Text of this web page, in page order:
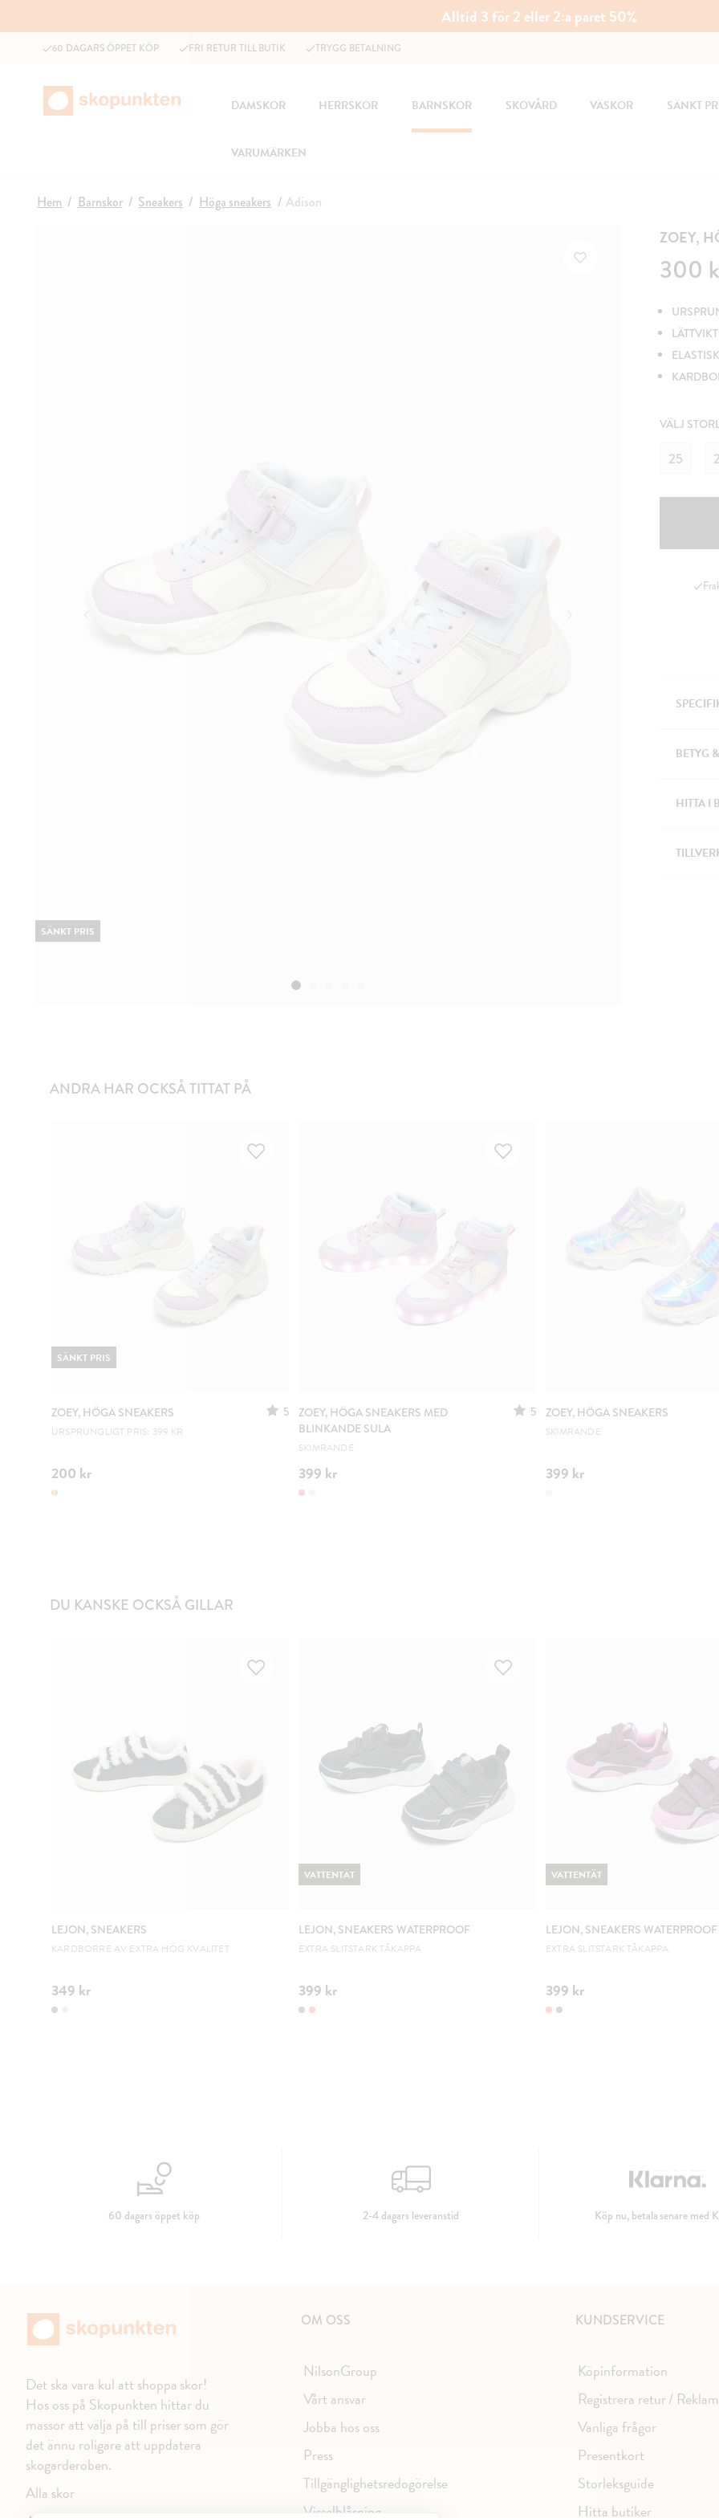
Alltid 3 för 2 eller 2:a paret 50%
60 DAGARS ÖPPET KÖP FRI RETUR TILL BUTIK TRYGG BETALNING
DAMSKOR HERRSKOR BARNSKOR SKOVÅRD VÄSKOR SÄNKT
VARUMÄRKEN
Hem Barnskor Sneakers Höga sneakers Adison
SÄNKT PRIS
ZOEY,
Pris:300 kr
300
VÄLJ
25
BETYG
HITTA I
ANDRA HAR OCKSÅ TITTAT PÅ
ZOEY, HÖGA SNEAKERS 5
URSPRUNGLIGT PRIS: 399 KR
200 kr
SÄNKT PRIS
ZOEY, HÖGA SNEAKERS MED
BLINKANDE SULA
5
SKIMRANDE
399 kr
ZOEY, HÖGA SNEAKERS
SKIMRANDE
399 kr
DU KANSKE OCKSÅ GILLAR
LEJON, SNEAKERS
KARDBORRE AV EXTRA HÖG KVALITET
349 kr
LEJON, SNEAKERS WATERPROOF
EXTRA SLITSTARK TÅKAPPA
399 kr
VATTENTÄT
LEJON, SNEAKERS WATERPROOF
EXTRA SLITSTARK TÅKAPPA
399 kr
VATTENTÄT
60 dagars öppet köp 2-4 dagars leveranstid Köp nu, betala senare med
Det ska vara kul att shoppa skor!
Hos oss på Skopunkten hittar du
massor att välja på till priser som gör
det ännu roligare att uppdatera
skogarderoben.
Alla skor
OM OSS
NilsonGroup
Vårt ansvar
Jobba hos oss
Press
Tillgänglighetsredogörelse
Visselblåsning
KUNDSERVICE
Köpinformation
Registrera retur /
Vanliga frågor
Presentkort
Storleksguide
Hitta butiker